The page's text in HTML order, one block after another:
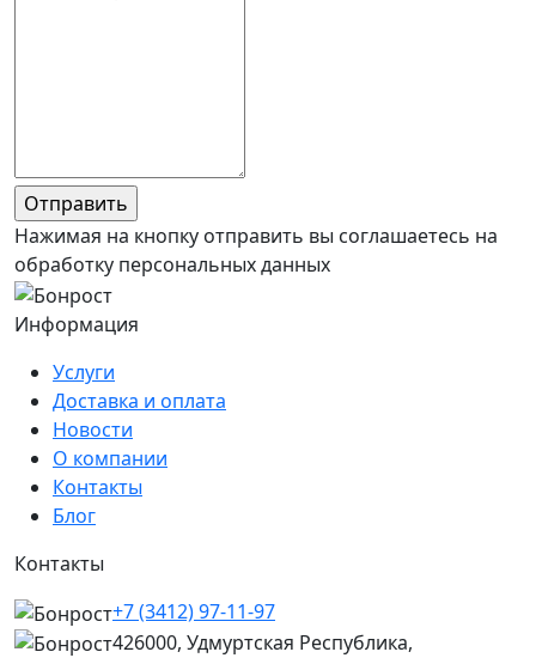
Нажимая на кнопку отправить вы соглашаетесь на
обработку персональных данных
Информация
Услуги
Доставка и оплата
Новости
О компании
Контакты
Блог
Контакты
+7 (3412) 97-11-97
426000, Удмуртская Республика,